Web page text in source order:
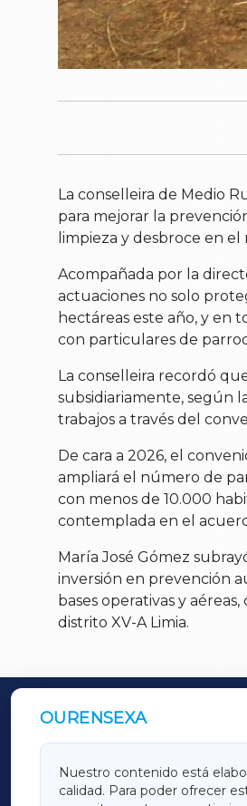
La conselleira de Medio
para mejorar la
limpieza y desbroce en
Acompañada por la
actuaciones no solo
hectáreas este año, y en
con particulares de
La conselleira recordó
subsidiariamente, según
trabajos a través del
De cara a 2026, el
ampliará el número de
con menos de 10.000
contemplada en el
María José Gómez
inversión en prevención
bases operativas y
distrito XV-A Limia.
OURENSEXA
Nuestro contenido está
calidad. Para poder ofrecer
OUTROS PERIÓDICOS
GALICIAXA
AMARIÑAXA